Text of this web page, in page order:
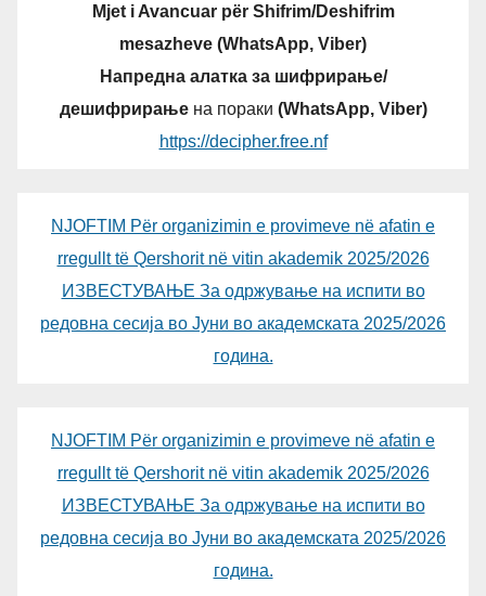
Mjet i Avancuar për Shifrim/Deshifrim
mesazheve (WhatsApp, Viber)
Напредна алатка за шифрирање/
дешифрирањена пораки (WhatsApp, Viber)
https://decipher.free.nf
NJOFTIM Për organizimin e provimeve në afatin e
rregullt të Qershorit në vitin akademik 2025/2026
ИЗВЕСТУВАЊЕ За одржување на испити во
редовна сесија во Јуни во академската 2025/2026
година.
NJOFTIM Për organizimin e provimeve në afatin e
rregullt të Qershorit në vitin akademik 2025/2026
ИЗВЕСТУВАЊЕ За одржување на испити во
редовна сесија во Јуни во академската 2025/2026
година.